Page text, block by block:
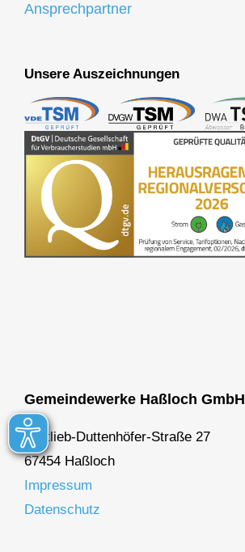
Ansprechpartner
Unsere Auszeichnungen
Gemeindewerke Haßloch GmbH
Gottlieb-Duttenhöfer-Straße 27
67454 Haßloch
Impressum
Datenschutz